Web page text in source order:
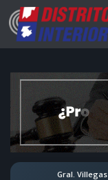
Gral. Villegas